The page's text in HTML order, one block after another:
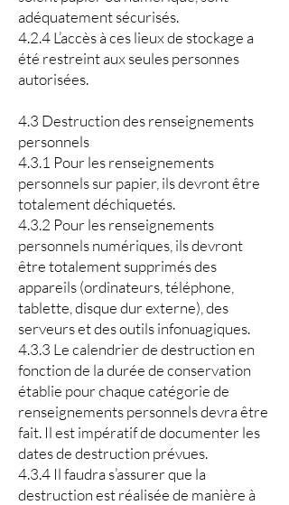
adéquatement sécurisés.
4.2.4 L’accès à ces lieux de stockage a
été restreint aux seules personnes
autorisées.
4.3 Destruction des renseignements
personnels
4.3.1 Pour les renseignements
personnels sur papier, ils devront être
totalement déchiquetés.
4.3.2 Pour les renseignements
personnels numériques, ils devront
être totalement supprimés des
appareils (ordinateurs, téléphone,
tablette, disque dur externe), des
serveurs et des outils infonuagiques.
4.3.3 Le calendrier de destruction en
fonction de la durée de conservation
établie pour chaque catégorie de
renseignements personnels devra être
fait. Il est impératif de documenter les
dates de destruction prévues.
4.3.4 Il faudra s’assurer que la
destruction est réalisée de manière à